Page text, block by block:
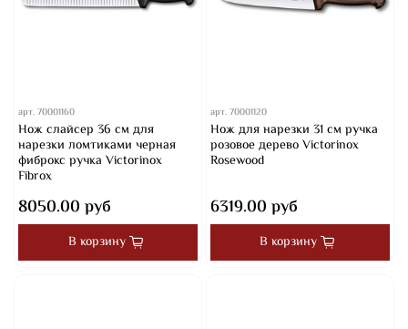
арт.70001160
Нож слайсер 36 см для
нарезки ломтиками черная
фиброкс ручка Victorinox
Fibrox
8050.00 руб
В корзину
арт.70001120
Нож для нарезки 31 см ручка
розовое дерево Victorinox
Rosewood
6319.00 руб
В корзину